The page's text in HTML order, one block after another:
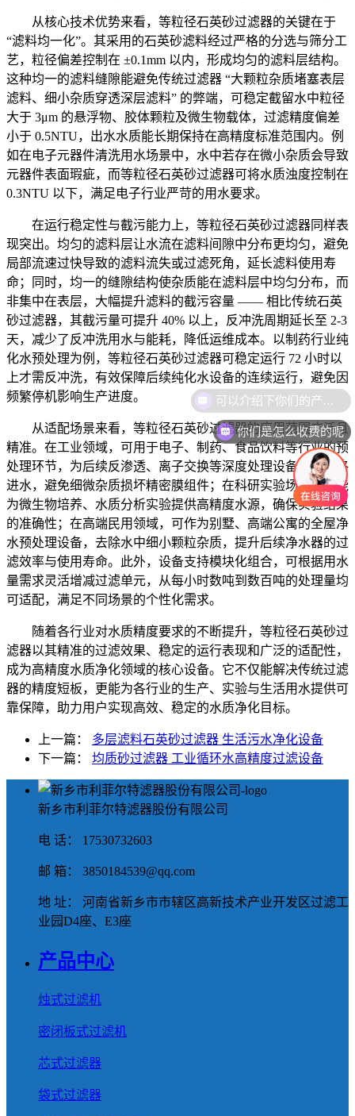
从核心技术优势来看，等粒径石英砂过滤器的关键在于
“滤料均一化”。其采用的石英砂滤料经过严格的分选与筛分工
艺，粒径偏差控制在 ±0.1mm 以内，形成均匀的滤料层结构。
这种均一的滤料缝隙能避免传统过滤器 “大颗粒杂质堵塞表层
滤料、细小杂质穿透深层滤料” 的弊端，可稳定截留水中粒径
大于 3μm 的悬浮物、胶体颗粒及微生物载体，过滤精度偏差
小于 0.5NTU，出水水质能长期保持在高精度标准范围内。例
如在电子元器件清洗用水场景中，水中若存在微小杂质会导致
元器件表面瑕疵，而等粒径石英砂过滤器可将水质浊度控制在
0.3NTU 以下，满足电子行业严苛的用水要求。
在运行稳定性与截污能力上，等粒径石英砂过滤器同样表
现突出。均匀的滤料层让水流在滤料间隙中分布更均匀，避免
局部流速过快导致的滤料流失或过滤死角，延长滤料使用寿
命；同时，均一的缝隙结构使杂质能在滤料层中均匀分布，而
非集中在表层，大幅提升滤料的截污容量 —— 相比传统石英
砂过滤器，其截污量可提升 40% 以上，反冲洗周期延长至 2-3
天，减少了反冲洗用水与能耗，降低运维成本。以制药行业纯
化水预处理为例，等粒径石英砂过滤器可稳定运行 72 小时以
上才需反冲洗，有效保障后续纯化水设备的连续运行，避免因
频繁停机影响生产进度。
从适配场景来看，等粒径石英砂过滤器的应用范围广泛且
精准。在工业领域，可用于电子、制药、食品饮料等行业的预
处理环节，为后续反渗透、离子交换等深度处理设备提供合格
进水，避免细微杂质损坏精密膜组件；在科研实验场景中，能
为微生物培养、水质分析实验提供高精度水源，确保实验结果
的准确性；在高端民用领域，可作为别墅、高端公寓的全屋净
水预处理设备，去除水中细小颗粒杂质，提升后续净水器的过
滤效率与使用寿命。此外，设备支持模块化组合，可根据用水
量需求灵活增减过滤单元，从每小时数吨到数百吨的处理量均
可适配，满足不同场景的个性化需求。
随着各行业对水质精度要求的不断提升，等粒径石英砂过
滤器以其精准的过滤效果、稳定的运行表现和广泛的适配性，
成为高精度水质净化领域的核心设备。它不仅能解决传统过滤
器的精度短板，更能为各行业的生产、实验与生活用水提供可
靠保障，助力用户实现高效、稳定的水质净化目标。
上一篇： 多层滤料石英砂过滤器 生活污水净化设备
下一篇： 均质砂过滤器 工业循环水高精度过滤设备
新乡市利菲尔特滤器股份有限公司
电 话： 17530732603
邮 箱： 3850184539@qq.com
地 址： 河南省新乡市市辖区高新技术产业开发区过滤工
业园D4座、E3座
产品中心
烛式过滤机
密闭板式过滤机
芯式过滤器
袋式过滤器
你们是怎么收费的呢